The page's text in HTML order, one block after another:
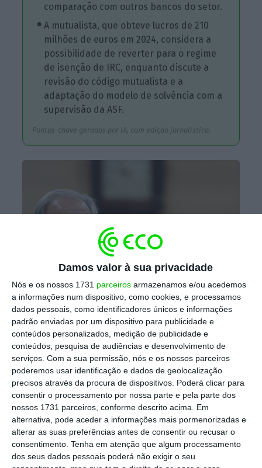
Damos valor à sua privacidade
Nós e os nossos 1731 parceiros armazenamos e/ou acedemos
a informações num dispositivo, como cookies, e processamos
dados pessoais, como identificadores únicos e informações
padrão enviadas por um dispositivo para publicidade e
conteúdos personalizados, medição de publicidade e
conteúdos, pesquisa de audiências e desenvolvimento de
serviços. Com a sua permissão, nós e os nossos parceiros
poderemos usar identificação e dados de geolocalização
precisos através da procura de dispositivos. Poderá clicar para
consentir o processamento por nossa parte e pela parte dos
nossos 1731 parceiros, conforme descrito acima. Em
alternativa, pode aceder a informações mais pormenorizadas e
alterar as suas preferências antes de consentir ou recusar o
consentimento. Tenha em atenção que algum processamento
dos seus dados pessoais poderá não exigir o seu
comparação com outros bancos do setor.
A mutualista, que obteve lucros de 210
milhões de euros em 2024, considera a
possibilidade de reverter para o regime
de isenção de IRC, enquanto discute a
revisão do código mutualista e a
adaptação do modelo de solvência com a
supervisão da ASF.
Pontos-chave gerados por IA, com edição jornalística.
O presidente da Associação Mutualista
Montepio Geral e novamente candidato ao
cargo, Virgílio Lima, afirma que a situação
financeira do grupo melhorou nos últimos
anos e espera que o Banco Montepio pague
mais dividendos à mutualista nos próximos
anos.